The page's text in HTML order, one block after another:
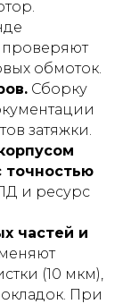
проверяют
обмоток.
Сборку
затяжки.
точностью
и ресурс
частей и
(10 мкм),
При